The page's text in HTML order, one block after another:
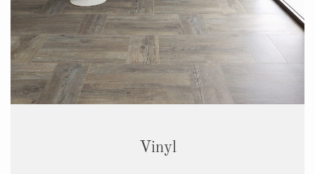
Vinyl